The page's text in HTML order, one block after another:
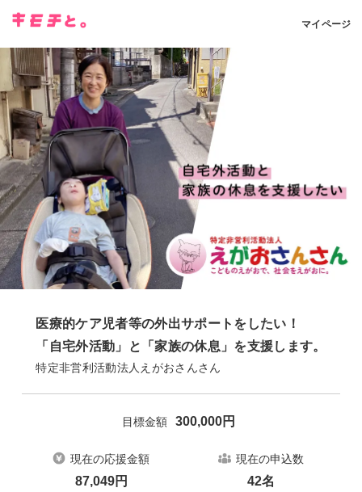
マイページ
医療的ケア児者等の外出サポートをしたい！
「自宅外活動」と「家族の休息」を支援します。
特定非営利活動法人えがおさんさん
目標金額 300,000円
現在の応援金額
87,049円
現在の申込数
42名